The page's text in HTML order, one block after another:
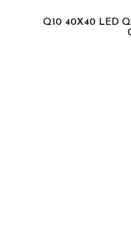
Q10 40X40 LED